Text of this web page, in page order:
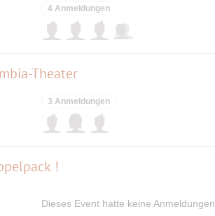
4 Anmeldungen
Theater
3 Anmeldungen
!
Dieses Event hatte keine Anmeldungen